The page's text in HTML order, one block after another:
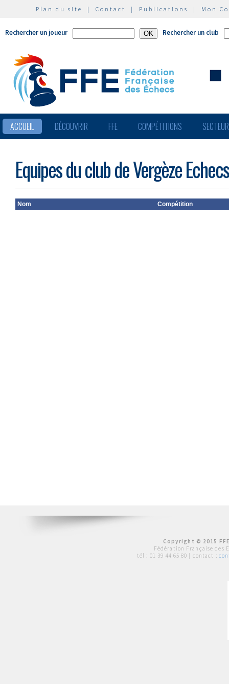
Plan du site | Contact | Publications | Mon
Rechercher un joueur Rechercher un club
ACCUEIL DÉCOUVRIR FFE COMPÉTITIONS
Equipes du club de Vergèze Echecs
Nom Compétition
Copyright © 2015
Fédération Française des
tél : 01 39 44 65 80 | contact :